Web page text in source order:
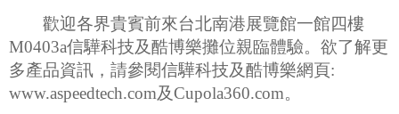
歡迎各界貴賓前來台北南港展覽館一館四樓
M0403a信驊科技及酷博樂攤位親臨體驗。欲了解更
多產品資訊，請參閱信驊科技及酷博樂網頁:
www.aspeedtech.com及Cupola360.com。